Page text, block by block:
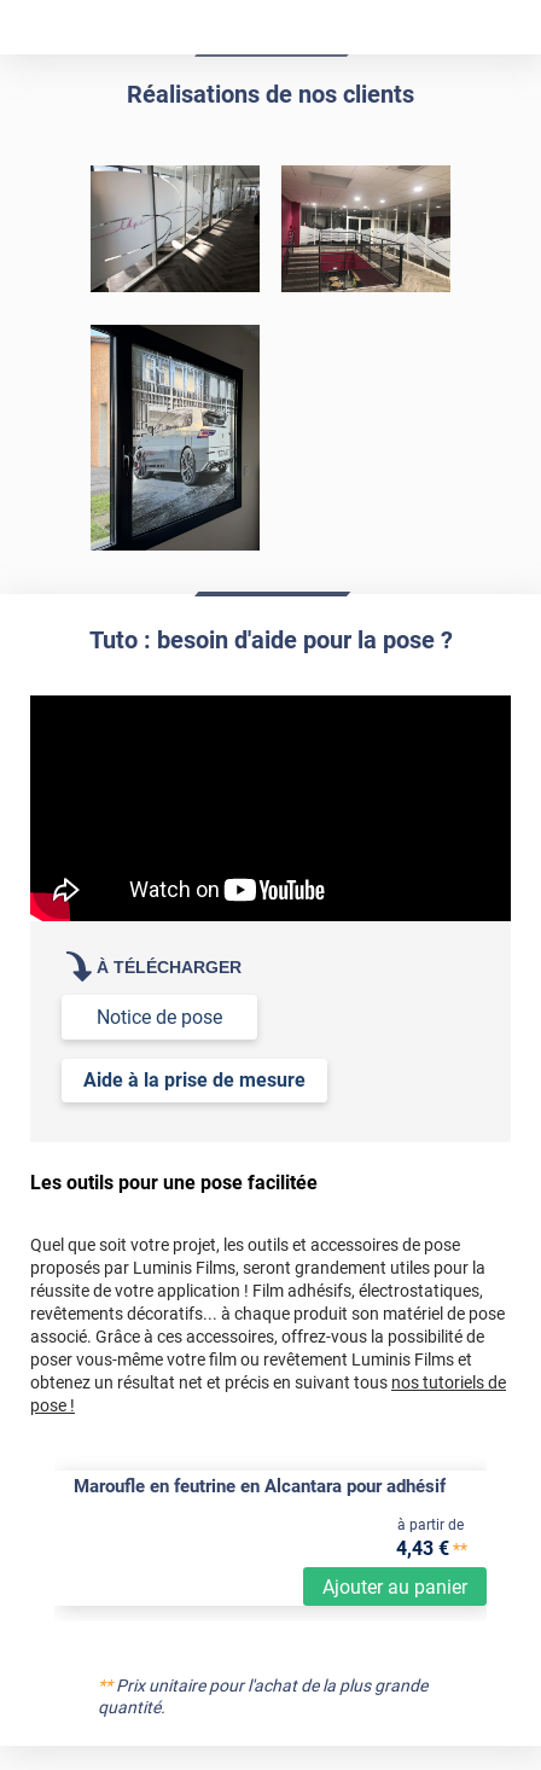
Réalisations de nos clientscet article
demander un devis de pose
enlever et stocker
Tuto : besoin d'aide pour la pose ?
À TÉLÉCHARGER
Notice de pose
Aide à la prise de mesure
Les outils pour une pose facilitée
Quel que soit votre projet, les outils et accessoires de pose
proposés par Luminis Films, seront grandement utiles pour la
réussite de votre application ! Film adhésifs, électrostatiques,
revêtements décoratifs... à chaque produit son matériel de pose
associé. Grâce à ces accessoires, offrez-vous la possibilité de
poser vous-même votre film ou revêtement Luminis Films et
obtenez un résultat net et précis en suivant tous nos tutoriels de
pose !
Maroufle en feutrine en Alcantara pour adhésif
Ajouter au panier
à partir de
4,43 €**
**Prix unitaire pour l'achat de la plus grande
quantité.